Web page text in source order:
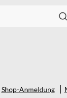
Shop-Anmeldung